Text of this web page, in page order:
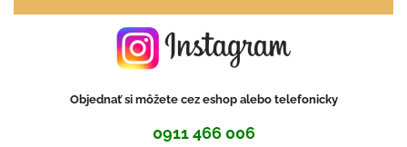
Objednať si môžete cez eshop alebo telefonicky
0911 466 006